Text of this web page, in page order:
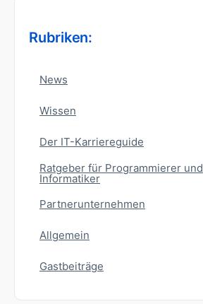
Rubriken:
News
Wissen
Der IT-Karriereguide
Ratgeber für Programmierer und
Informatiker
Partnerunternehmen
Allgemein
Gastbeiträge